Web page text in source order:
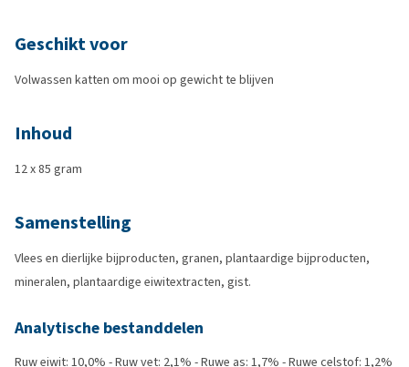
Geschikt voor
Volwassen katten om mooi op gewicht te blijven
Inhoud
12 x 85 gram
Samenstelling
Vlees en dierlijke bijproducten, granen, plantaardige bijproducten,
mineralen, plantaardige eiwitextracten, gist.
Analytische bestanddelen
Ruw eiwit: 10,0% - Ruw vet: 2,1% - Ruwe as: 1,7% - Ruwe celstof: 1,2%